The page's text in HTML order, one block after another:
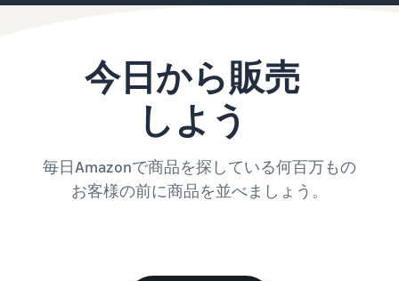
今日から販売
しよう
毎日Amazonで商品を探している何百万もの
お客様の前に商品を並べましょう。